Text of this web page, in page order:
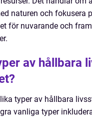
naturen och fokusera
för nuvarande och
av hållbara
typer av hållbara
vanliga typer